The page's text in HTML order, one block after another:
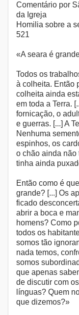
Comentário por
da Igreja
Homilia sobre a
521
«A seara é
Todos os
à colheita. Então
colheita ainda
em toda a Terra.
fornicação, o
e guerras. [...] A
Nenhuma
espinhos, os
o chão ainda não
tinha ainda
Então como é
grande? [...] Os
ficado
abrir a boca e
homens? Como
todos os
somos tão
nada temos,
somos
que apenas
de discutir com
línguas? Quem
que dizemos?»